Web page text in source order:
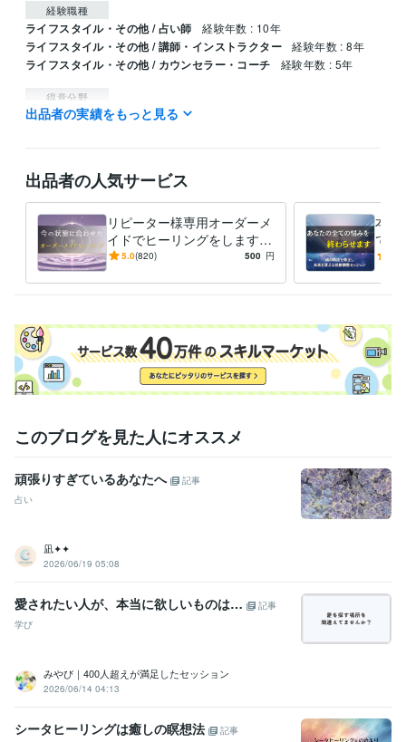
経験職種
ライフスタイル・その他 / 占い師 経験年数 : 10年
ライフスタイル・その他 / 講師・インストラクター 経験年数 : 8年
ライフスタイル・その他 / カウンセラー・コーチ 経験年数 : 5年
得意分野
占い 霊視鑑定 ヒーリング
出品者の実績をもっと見る
出品者の人気サービス
リピーター様専用オーダーメ
イドでヒーリングをします
今の悩みに寄り添い、最適な
5.0(820) 500 円
本日
ての
いと
さい
このブログを見た人にオススメ
頑張りすぎているあなたへ
記事
占い
凪✦✦
2026/06/19 05:08
愛されたい人が、本当に欲しいものは…
記事
学び
みやび｜400人超えが満足したセッション
2026/06/14 04:13
シータヒーリングは癒しの瞑想法
記事